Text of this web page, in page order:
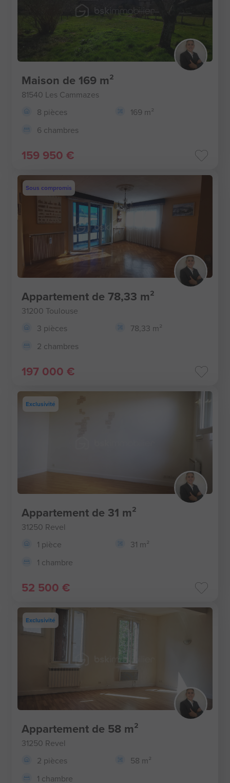
Maison de 169 m²
81540 Les Cammazes
8 pièces
169 m²
6 chambres
159 950 €
Sous compromis
Appartement de 78,33 m²
31200 Toulouse
3 pièces
78,33 m²
2 chambres
197 000 €
Exclusivité
Appartement de 31 m²
31250 Revel
1 pièce
31 m²
1 chambre
52 500 €
Exclusivité
Appartement de 58 m²
31250 Revel
2 pièces
58 m²
1 chambre